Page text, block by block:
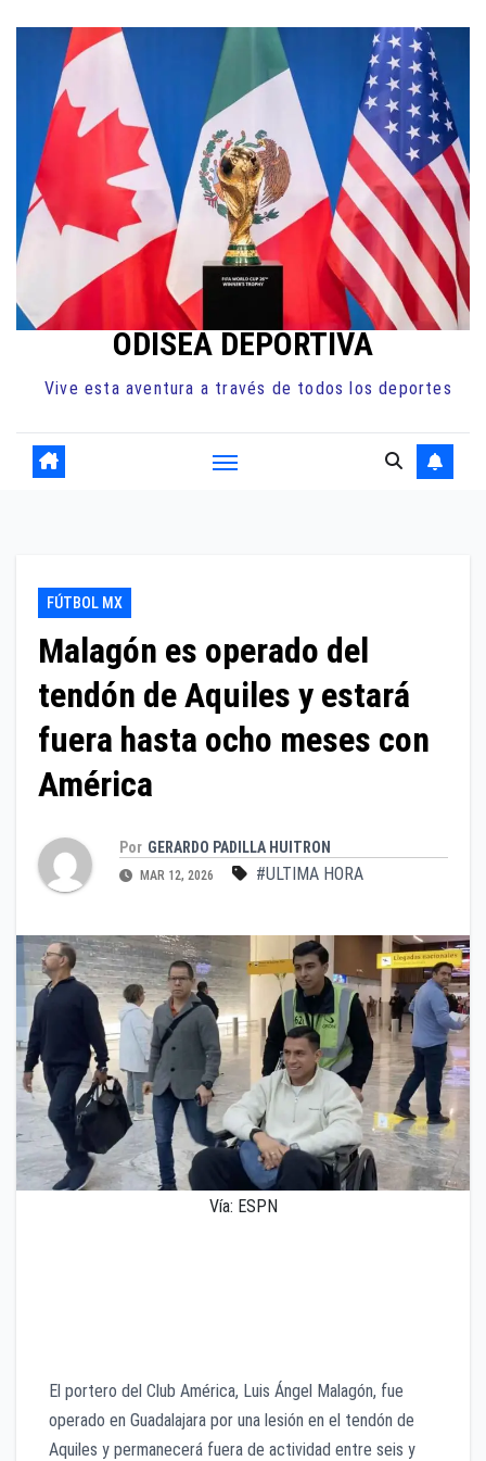
contenido
ODISEA DEPORTIVA
Vive esta aventura a través de todos los deportes
FÚTBOL MX
Malagón es operado del
tendón de Aquiles y estará
fuera hasta ocho meses con
América
Por GERARDO PADILLA HUITRON
MAR 12, 2026 #ULTIMA HORA
Vía: ESPN
El portero del Club América, Luis Ángel Malagón, fue
operado en Guadalajara por una lesión en el tendón de
Aquiles y permanecerá fuera de actividad entre seis y